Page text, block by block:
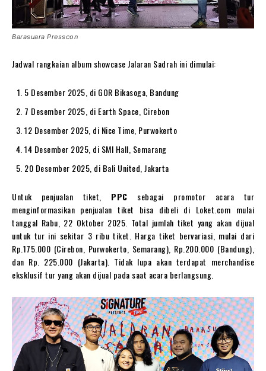
Barasuara Presscon
Jadwal rangkaian album showcase Jalaran Sadrah ini dimulai:
5 Desember 2025, di GOR Bikasoga, Bandung
7 Desember 2025, di Earth Space, Cirebon
12 Desember 2025, di Nice Time, Purwokerto
14 Desember 2025, di SMI Hall, Semarang
20 Desember 2025, di Bali United, Jakarta
Untuk penjualan tiket, PPC sebagai promotor acara tur
menginformasikan penjualan tiket bisa dibeli di Loket.com mulai
tanggal Rabu, 22 Oktober 2025. Total jumlah tiket yang akan dijual
untuk tur ini sekitar 3 ribu tiket. Harga tiket bervariasi, mulai dari
Rp.175.000 (Cirebon, Purwokerto, Semarang), Rp.200.000 (Bandung),
dan Rp. 225.000 (Jakarta). Tidak lupa akan terdapat merchandise
eksklusif tur yang akan dijual pada saat acara berlangsung.